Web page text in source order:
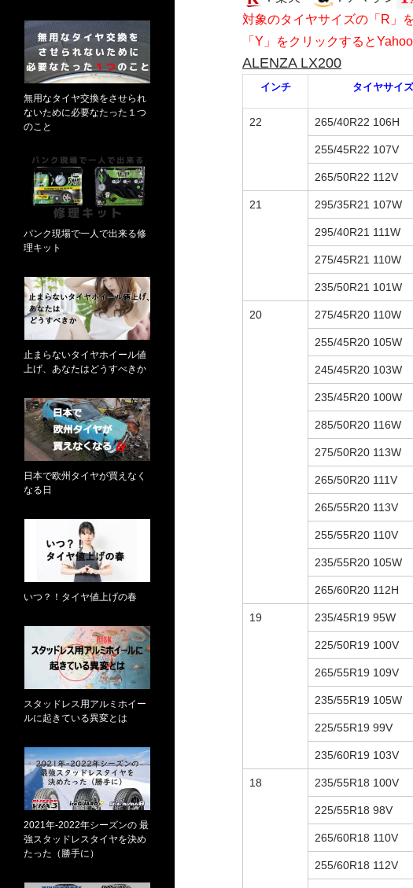
対象のタイヤサイズの「R」
「Y」をクリックすると
ALENZA LX200
インチ タイヤサイズ
22 265/40R22 106H
255/45R22 107V
265/50R22 112V
21 295/35R21 107W
295/40R21 111W
275/45R21 110W
235/50R21 101W
20 275/45R20 110W
255/45R20 105W
245/45R20 103W
235/45R20 100W
285/50R20 116W
275/50R20 113W
265/50R20 111V
265/55R20 113V
255/55R20 110V
235/55R20 105W
265/60R20 112H
19 235/45R19 95W
225/50R19 100V
265/55R19 109V
235/55R19 105W
225/55R19 99V
235/60R19 103V
18 235/55R18 100V
225/55R18 98V
265/60R18 110V
255/60R18 112V
無用なタイヤ交換をさせられ
ないために必要なたった１つ
のこと
パンク現場で一人で出来る修
理キット
止まらないタイヤホイール値
上げ、あなたはどうすべきか
日本で欧州タイヤが買えなく
なる日
いつ？！タイヤ値上げの春
スタッドレス用アルミホイー
ルに起きている異変とは
2021年-2022年シーズンの 最
強スタッドレスタイヤを決め
たった（勝手に）